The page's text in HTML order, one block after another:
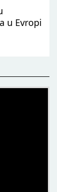
u Evropi